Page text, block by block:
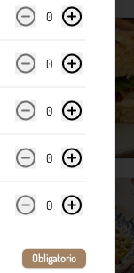
0
0
0
0
0
Obligatorio